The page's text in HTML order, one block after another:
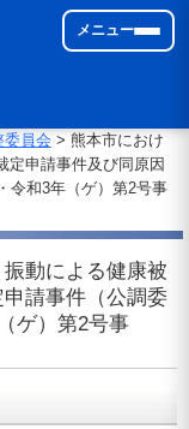
メニュー
委員会 > 熊本市におけ
定申請事件及び同原因
令和3年（ゲ）第2号事
動による健康被
請事件（公調委
ゲ）第2号事